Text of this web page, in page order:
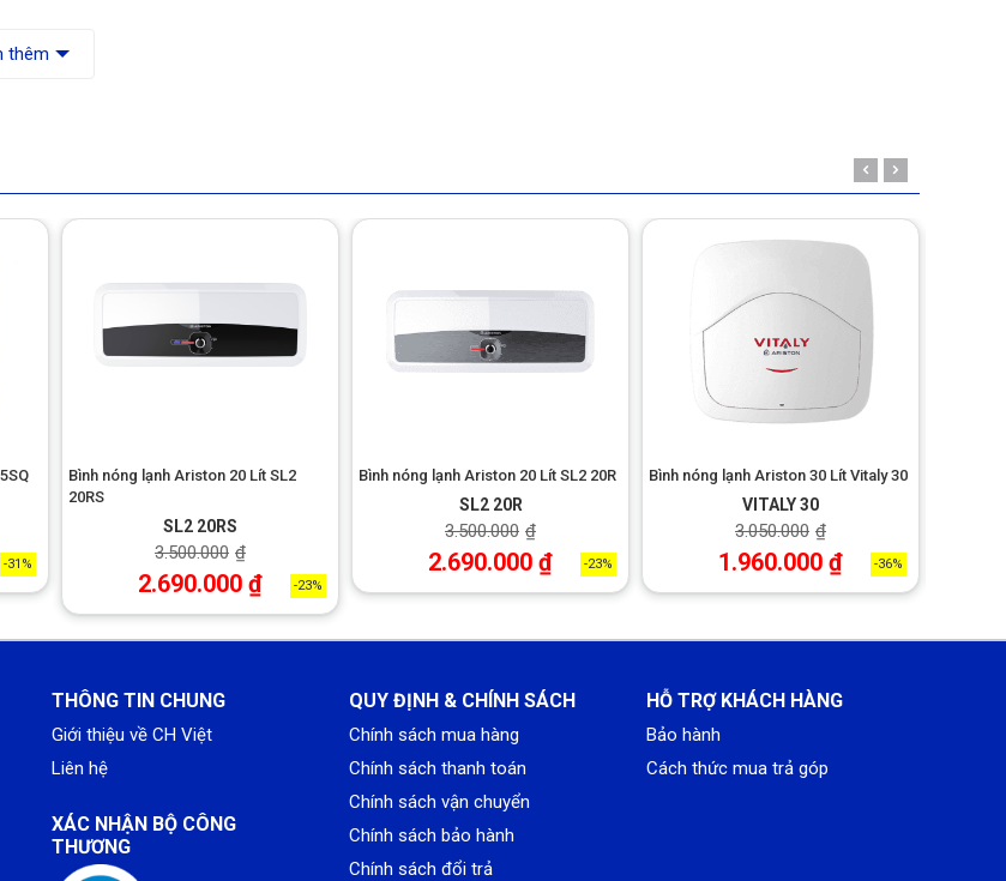
đại với sắc xám thanh lịch cùng kiểu dáng khối trụ tròn dài.
cao dễ dàng lựa chọn nhiệt độ nước phù hợp; đèn báo nước
thêm
-31%
Bình nóng lạnh Ariston 20 Lít SL2
20RS
SL2 20RS
3.500.000 ₫
2.690.000 ₫ -23%
Bình nóng lạnh Ariston 20 Lít SL2 20R
SL2 20R
3.500.000 ₫
2.690.000 ₫ -23%
Bình nóng lạnh Ariston 30 Lít Vitaly 30
VITALY 30
3.050.000 ₫
1.960.000 ₫ -36%
THÔNG TIN CHUNG
Giới thiệu về CH Việt
Liên hệ
XÁC NHẬN BỘ CÔNG
THƯƠNG
QUY ĐỊNH & CHÍNH SÁCH
Chính sách mua hàng
Chính sách thanh toán
Chính sách vận chuyển
Chính sách bảo hành
Chính sách đổi trả
HỖ TRỢ KHÁCH HÀNG
Bảo hành
Cách thức mua trả góp